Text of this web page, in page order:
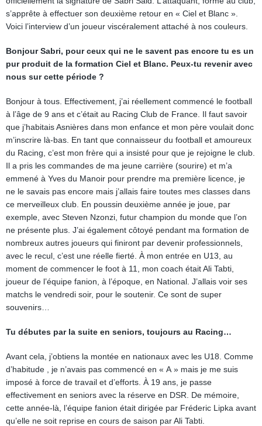
s’apprête à effectuer son deuxième retour en « Ciel et Blanc ».
Voici l’interview d’un joueur viscéralement attaché à nos couleurs.
Bonjour Sabri, pour ceux qui ne le savent pas encore tu es un
pur produit de la formation Ciel et Blanc. Peux-tu revenir avec
nous sur cette période ?
Bonjour à tous. Effectivement, j’ai réellement commencé le football
à l’âge de 9 ans et c’était au Racing Club de France. Il faut savoir
que j’habitais Asnières dans mon enfance et mon père voulait donc
m’inscrire là-bas. En tant que connaisseur du football et amoureux
du Racing, c’est mon frère qui a insisté pour que je rejoigne le club.
Il a pris les commandes de ma jeune carrière (sourire) et m’a
emmené à Yves du Manoir pour prendre ma première licence, je
ne le savais pas encore mais j’allais faire toutes mes classes dans
ce merveilleux club. En poussin deuxième année je joue, par
exemple, avec Steven Nzonzi, futur champion du monde que l’on
ne présente plus. J’ai également côtoyé pendant ma formation de
nombreux autres joueurs qui finiront par devenir professionnels,
avec le recul, c’est une réelle fierté. À mon entrée en U13, au
moment de commencer le foot à 11, mon coach était Ali Tabti,
joueur de l’équipe fanion, à l’époque, en National. J’allais voir ses
matchs le vendredi soir, pour le soutenir. Ce sont de super
souvenirs…
Tu débutes par la suite en seniors, toujours au Racing…
Avant cela, j’obtiens la montée en nationaux avec les U18. Comme
d’habitude , je n’avais pas commencé en « A » mais je me suis
imposé à force de travail et d’efforts. À 19 ans, je passe
effectivement en seniors avec la réserve en DSR. De mémoire,
cette année-là, l’équipe fanion était dirigée par Fréderic Lipka avant
qu’elle ne soit reprise en cours de saison par Ali Tabti.